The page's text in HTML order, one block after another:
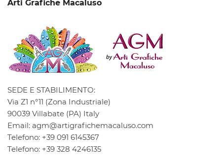
Arti Grafiche Macaluso
SEDE E STABILIMENTO:
Via Z1 n°11 (Zona Industriale)
90039 Villabate (PA) Italy
Email: agm@artigrafichemacaluso.com
Telefono: +39 091 6145367
Telefono: +39 328 4246135